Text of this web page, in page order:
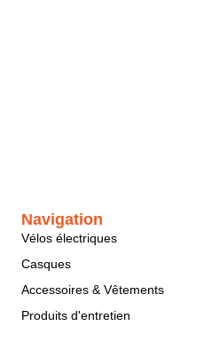
Navigation
Vélos électriques
Casques
Accessoires & Vêtements
Produits d'entretien